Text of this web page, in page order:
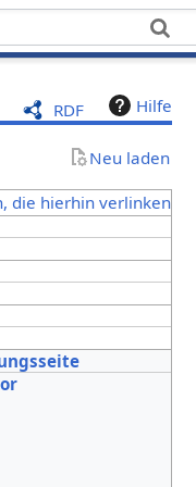
RDF Hilfe
Neu laden
die hierhin verlinken